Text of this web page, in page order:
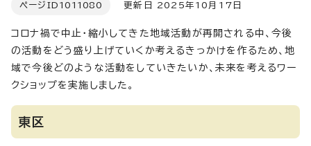
ページID 1011080 更新日 2025年10月17日
コロナ禍で中止・縮小してきた地域活動が再開される中、今後
の活動をどう盛り上げていくか考えるきっかけを作るため、地
域で今後どのような活動をしていきたいか、未来を考えるワー
クショップを実施しました。
東区